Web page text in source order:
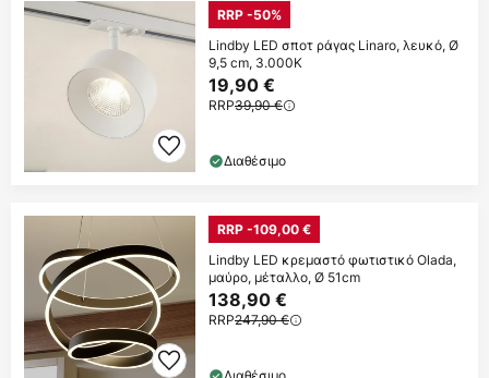
RRP -50%
Lindby LED σποτ ράγας Linaro, λευκό, Ø
9,5 cm, 3.000K
19,90 €
RRP39,90 €
Διαθέσιμο
RRP -109,00 €
Lindby LED κρεμαστό φωτιστικό Olada,
μαύρο, μέταλλο, Ø 51cm
138,90 €
RRP247,90 €